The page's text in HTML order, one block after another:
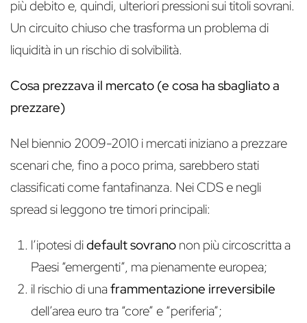
più debito e, quindi, ulteriori pressioni sui titoli sovrani.
Un circuito chiuso che trasforma un problema di
liquidità in un rischio di solvibilità.
Cosa prezzava il mercato (e cosa ha sbagliato a
prezzare)
Nel biennio 2009-2010 i mercati iniziano a prezzare
scenari che, fino a poco prima, sarebbero stati
classificati come fantafinanza. Nei CDS e negli
spread si leggono tre timori principali:
l’ipotesi didefault sovrano non più circoscritta a
Paesi “emergenti”, ma pienamente europea;
il rischio di unaframmentazione irreversibile
dell’area euro tra “core” e “periferia”;